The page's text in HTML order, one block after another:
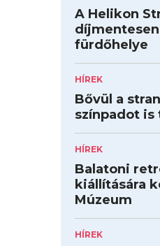
A Helikon
fürdőhelye
HÍREK
Bővül a
színpadot is
HÍREK
Balatoni
kiállítására
Múzeum
HÍREK